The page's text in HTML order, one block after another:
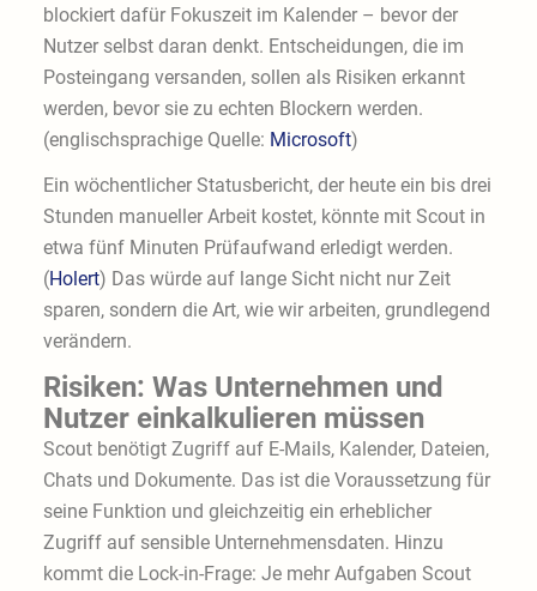
blockiert dafür Fokuszeit im Kalender – bevor der
Nutzer selbst daran denkt. Entscheidungen, die im
Posteingang versanden, sollen als Risiken erkannt
werden, bevor sie zu echten Blockern werden.
(englischsprachige Quelle: Microsoft)
Ein wöchentlicher Statusbericht, der heute ein bis drei
Stunden manueller Arbeit kostet, könnte mit Scout in
etwa fünf Minuten Prüfaufwand erledigt werden.
(Holert) Das würde auf lange Sicht nicht nur Zeit
sparen, sondern die Art, wie wir arbeiten, grundlegend
verändern.
Risiken: Was Unternehmen und
Nutzer einkalkulieren müssen
Scout benötigt Zugriff auf E-Mails, Kalender, Dateien,
Chats und Dokumente. Das ist die Voraussetzung für
seine Funktion und gleichzeitig ein erheblicher
Zugriff auf sensible Unternehmensdaten. Hinzu
kommt die Lock-in-Frage: Je mehr Aufgaben Scout